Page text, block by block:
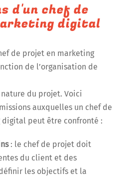
d'un chef de
digital
de projet en marketing
de l’organisation de
du projet. Voici
auxquelles un chef de
peut être confronté :
: le chef de projet doit
du client et des
les objectifs et la